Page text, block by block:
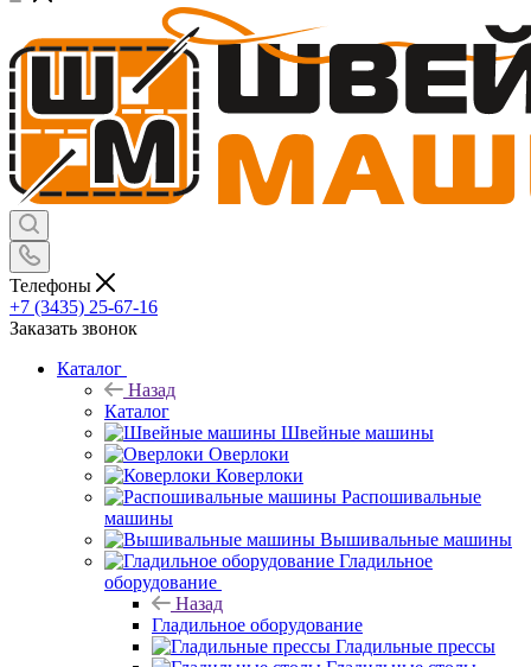
Телефоны
+7 (3435) 25-67-16
Заказать звонок
Каталог
Назад
Каталог
Швейные машины
Оверлоки
Коверлоки
Распошивальные
машины
Вышивальные машины
Гладильное
оборудование
Назад
Гладильное оборудование
Гладильные прессы